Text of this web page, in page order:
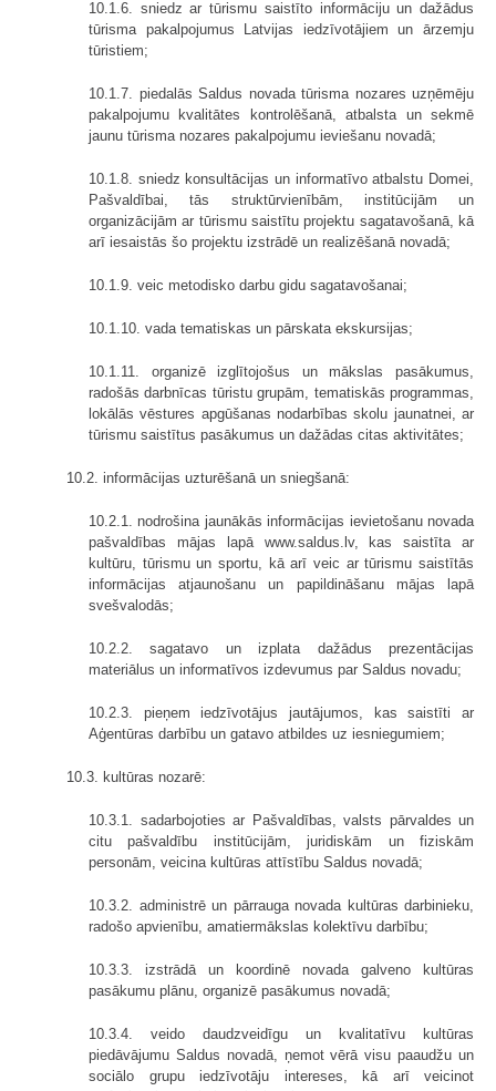
10.1.6. sniedz ar tūrismu saistīto informāciju un dažādus
tūrisma pakalpojumus Latvijas iedzīvotājiem un ārzemju
tūristiem;
10.1.7. piedalās Saldus novada tūrisma nozares uzņēmēju
pakalpojumu kvalitātes kontrolēšanā, atbalsta un sekmē
jaunu tūrisma nozares pakalpojumu ieviešanu novadā;
10.1.8. sniedz konsultācijas un informatīvo atbalstu Domei,
Pašvaldībai, tās struktūrvienībām, institūcijām un
organizācijām ar tūrismu saistītu projektu sagatavošanā, kā
arī iesaistās šo projektu izstrādē un realizēšanā novadā;
10.1.9. veic metodisko darbu gidu sagatavošanai;
10.1.10. vada tematiskas un pārskata ekskursijas;
10.1.11. organizē izglītojošus un mākslas pasākumus,
radošās darbnīcas tūristu grupām, tematiskās programmas,
lokālās vēstures apgūšanas nodarbības skolu jaunatnei, ar
tūrismu saistītus pasākumus un dažādas citas aktivitātes;
10.2. informācijas uzturēšanā un sniegšanā:
10.2.1. nodrošina jaunākās informācijas ievietošanu novada
pašvaldības mājas lapā www.saldus.lv, kas saistīta ar
kultūru, tūrismu un sportu, kā arī veic ar tūrismu saistītās
informācijas atjaunošanu un papildināšanu mājas lapā
svešvalodās;
10.2.2. sagatavo un izplata dažādus prezentācijas
materiālus un informatīvos izdevumus par Saldus novadu;
10.2.3. pieņem iedzīvotājus jautājumos, kas saistīti ar
Aģentūras darbību un gatavo atbildes uz iesniegumiem;
10.3. kultūras nozarē:
10.3.1. sadarbojoties ar Pašvaldības, valsts pārvaldes un
citu pašvaldību institūcijām, juridiskām un fiziskām
personām, veicina kultūras attīstību Saldus novadā;
10.3.2. administrē un pārrauga novada kultūras darbinieku,
radošo apvienību, amatiermākslas kolektīvu darbību;
10.3.3. izstrādā un koordinē novada galveno kultūras
pasākumu plānu, organizē pasākumus novadā;
10.3.4. veido daudzveidīgu un kvalitatīvu kultūras
piedāvājumu Saldus novadā, ņemot vērā visu paaudžu un
sociālo grupu iedzīvotāju intereses, kā arī veicinot